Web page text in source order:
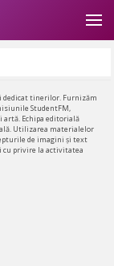
dedicat tinerilor. Furnizăm
StudentFM,
artă. Echipa editorială
Utilizarea materialelor
de imagini și text
cu privire la activitatea